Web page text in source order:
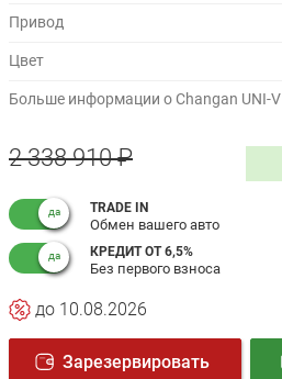
Привод
Цвет
Больше информации о Changan UNI-V
2 338 910 ₽
TRADE IN
Обмен вашего авто
КРЕДИТ ОТ 6,5%
Без первого взноса
до 10.08.2026
Зарезервировать